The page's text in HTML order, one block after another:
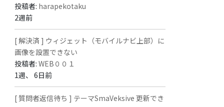
投稿者: harapekotaku
2週前
[ 解決済 ] ウィジェット（モバイルナビ上部）に
画像を設置できない
投稿者:WEB００１
1週、 6日前
[ 質問者返信待ち ] テーマSmaVeksive 更新でき